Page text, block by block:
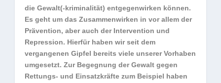
die Gewalt(-kriminalität) entgegenwirken können.
Es geht um das Zusammenwirken in vor allem der
Prävention, aber auch der Intervention und
Repression. Hierfür haben wir seit dem
vergangenen Gipfel bereits viele unserer Vorhaben
umgesetzt. Zur Begegnung der Gewalt gegen
Rettungs- und Einsatzkräfte zum Beispiel haben